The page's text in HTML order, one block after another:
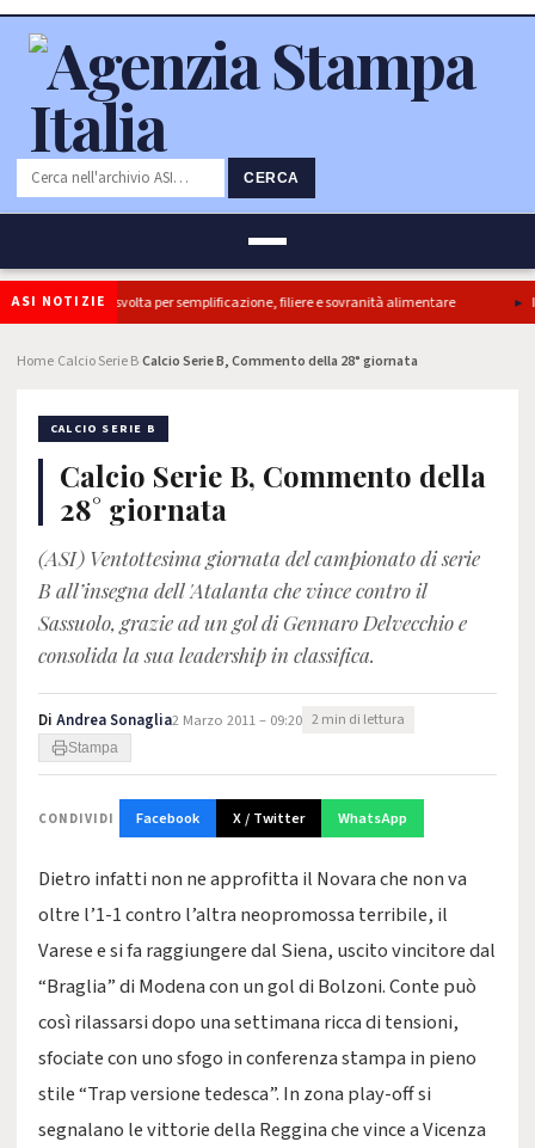
CERCA
ASI NOTIZIE
ok Camera e’ svolta per semplificazione, filiere e sovranità alimentare Il
Home Calcio Serie BCalcio Serie B, Commento della 28° giornata
CALCIO SERIE B
Calcio Serie B, Commento della
28° giornata
(ASI) Ventottesima giornata del campionato di serie
B all’insegna dell 'Atalanta che vince contro il
Sassuolo, grazie ad un gol di Gennaro Delvecchio e
consolida la sua leadership in classifica.
Di Andrea Sonaglia2 Marzo 2011 – 09:20 2 min di lettura
Stampa
CONDIVIDI Facebook X / Twitter WhatsApp
Dietro infatti non ne approfitta il Novara che non va
oltre l’1-1 contro l’altra neopromossa terribile, il
Varese e si fa raggiungere dal Siena, uscito vincitore dal
“Braglia” di Modena con un gol di Bolzoni. Conte può
così rilassarsi dopo una settimana ricca di tensioni,
sfociate con uno sfogo in conferenza stampa in pieno
stile “Trap versione tedesca”. In zona play-off si
segnalano le vittorie della Reggina che vince a Vicenza